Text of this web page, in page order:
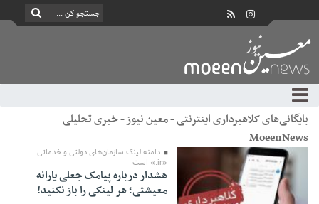
بایگانی‌های کلاهبرداری اینترنتی - معین نیوز - خبری تحلیلی
MoeenNews
دامنه لینک سازمان‌های دولتی و خدماتی
«ir.» است
هشدار درباره پیامک جعلی یارانه
معیشتی؛ هر لینکی را باز نکنید!